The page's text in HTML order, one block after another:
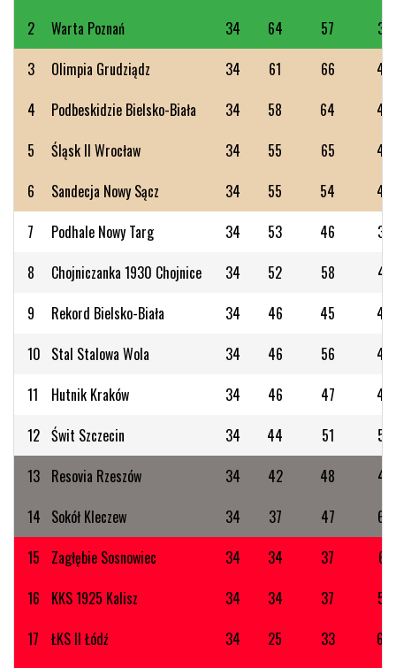
2
Warta Poznań 34 64 57
37
3
Olimpia Grudziądz 34 61 66
45
4
Podbeskidzie Bielsko-Biała 34 58 64
43
5
Śląsk II Wrocław 34 55 65
49
6
Sandecja Nowy Sącz 34 55 54
40
7
Podhale Nowy Targ 34 53 46
35
8
Chojniczanka 1930 Chojnice 34 52 58
47
9
Rekord Bielsko-Biała 34 46 45
48
10 Stal Stalowa Wola 34 46 56
43
11
Hutnik Kraków 34 46 47
40
12 Świt Szczecin 34 44 51
59
13 Resovia Rzeszów 34 42 48
47
14 Sokół Kleczew 34 37 47
62
15
Zagłębie Sosnowiec 34 34 37
61
16
KKS 1925 Kalisz 34 34 37
55
17
ŁKS II Łódź 34 25 33
64